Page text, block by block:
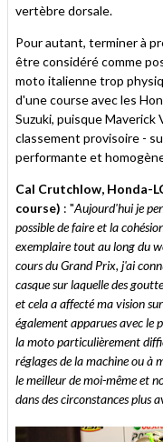
vertèbre dorsale.
Pour autant, terminer à
être considéré comme
moto italienne trop
d'une course avec les
Suzuki, puisque Maverick
classement provisoire -
performante et
Cal Crutchlow, Honda-
course) : "Aujourd'hui je
possible de faire et la
exemplaire tout au long du
cours du Grand Prix, j'ai
casque sur laquelle des
et cela a affecté ma vision
également apparues avec le
la moto particulièrement
réglages de la machine ou à
le meilleur de moi-même et
dans des circonstances plus